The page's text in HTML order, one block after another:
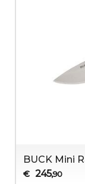
BUCK Mini
€ 245,90